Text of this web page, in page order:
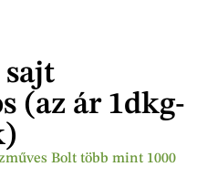
Bolt több mint 1000
sajt
(az ár 1dkg-